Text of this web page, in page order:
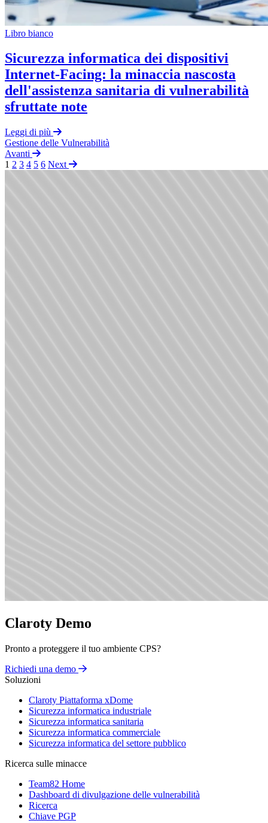
Libro bianco
Sicurezza informatica dei dispositivi
Internet-Facing: la minaccia nascosta
dell'assistenza sanitaria di vulnerabilità
sfruttate note
Leggi di più
Gestione delle Vulnerabilità
Avanti
1 2 3 4 5 6 Next
Claroty Demo
Pronto a proteggere il tuo ambiente CPS?
Richiedi una demo
Soluzioni
Claroty Piattaforma xDome
Sicurezza informatica industriale
Sicurezza informatica sanitaria
Sicurezza informatica commerciale
Sicurezza informatica del settore pubblico
Ricerca sulle minacce
Team82 Home
Dashboard di divulgazione delle vulnerabilità
Ricerca
Chiave PGP